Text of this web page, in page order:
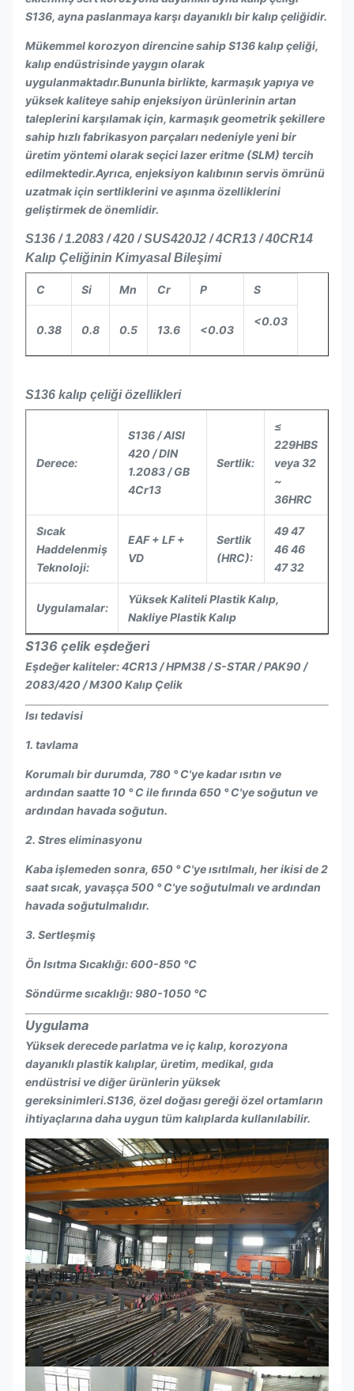
S136, ayna paslanmaya karşı dayanıklı bir kalıp çeliğidir.
Mükemmel korozyon direncine sahip S136 kalıp çeliği,
kalıp endüstrisinde yaygın olarak
uygulanmaktadır.Bununla birlikte, karmaşık yapıya ve
yüksek kaliteye sahip enjeksiyon ürünlerinin artan
taleplerini karşılamak için, karmaşık geometrik şekillere
sahip hızlı fabrikasyon parçaları nedeniyle yeni bir
üretim yöntemi olarak seçici lazer eritme (SLM) tercih
edilmektedir.Ayrıca, enjeksiyon kalıbının servis ömrünü
uzatmak için sertliklerini ve aşınma özelliklerini
geliştirmek de önemlidir.
S136 / 1.2083 / 420 / SUS420J2 / 4CR13 / 40CR14
Kalıp Çeliğinin Kimyasal Bileşimi
C Si Mn Cr P S
0.38 0.8 0.5 13.6 <0.03
<0.03
S136 kalıp çeliği özellikleri
Derece:
S136 / AISI
420 / DIN
1.2083 / GB
4Cr13
Sertlik:
≤
229HBS
veya 32
~
36HRC
Sıcak
Haddelenmiş
Teknoloji:
EAF + LF +
VD
Sertlik
(HRC):
49 47
46 46
47 32
Uygulamalar:
Yüksek Kaliteli Plastik Kalıp,
Nakliye Plastik Kalıp
S136 çelik eşdeğeri
Eşdeğer kaliteler: 4CR13 / HPM38 / S-STAR / PAK90 /
2083/420 / M300 Kalıp Çelik
Isı tedavisi
1. tavlama
Korumalı bir durumda, 780 ° C'ye kadar ısıtın ve
ardından saatte 10 ° C ile fırında 650 ° C'ye soğutun ve
ardından havada soğutun.
2. Stres eliminasyonu
Kaba işlemeden sonra, 650 ° C'ye ısıtılmalı, her ikisi de 2
saat sıcak, yavaşça 500 ° C'ye soğutulmalı ve ardından
havada soğutulmalıdır.
3. Sertleşmiş
Ön Isıtma Sıcaklığı: 600-850 ℃
Söndürme sıcaklığı: 980-1050 ℃
Uygulama
Yüksek derecede parlatma ve iç kalıp, korozyona
dayanıklı plastik kalıplar, üretim, medikal, gıda
endüstrisi ve diğer ürünlerin yüksek
gereksinimleri.S136, özel doğası gereği özel ortamların
ihtiyaçlarına daha uygun tüm kalıplarda kullanılabilir.